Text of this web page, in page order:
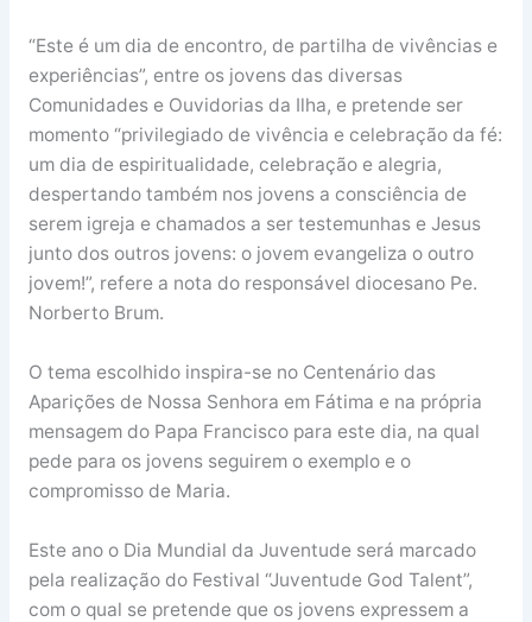
“Este é um dia de encontro, de partilha de vivências e
experiências”, entre os jovens das diversas
Comunidades e Ouvidorias da Ilha, e pretende ser
momento “privilegiado de vivência e celebração da fé:
um dia de espiritualidade, celebração e alegria,
despertando também nos jovens a consciência de
serem igreja e chamados a ser testemunhas e Jesus
junto dos outros jovens: o jovem evangeliza o outro
jovem!”, refere a nota do responsável diocesano Pe.
Norberto Brum.
O tema escolhido inspira-se no Centenário das
Aparições de Nossa Senhora em Fátima e na própria
mensagem do Papa Francisco para este dia, na qual
pede para os jovens seguirem o exemplo e o
compromisso de Maria.
Este ano o Dia Mundial da Juventude será marcado
pela realização do Festival “Juventude God Talent”,
com o qual se pretende que os jovens expressem a